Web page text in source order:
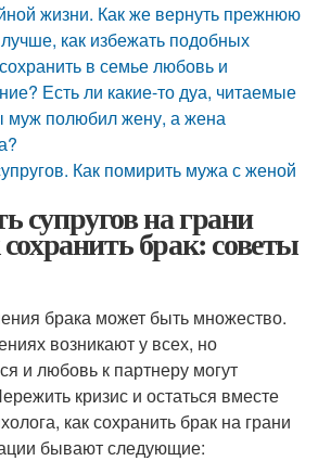
жизни. Как же вернуть прежнюю
как избежать подобных
в семье любовь и
Есть ли какие-то дуа, читаемые
муж полюбил жену, а жена
Как помирить мужа с женой
супругов на грани
брак: советы
брака может быть множество.
возникают у всех, но
и любовь к партнеру могут
кризис и остаться вместе
как сохранить брак на грани
бывают следующие: